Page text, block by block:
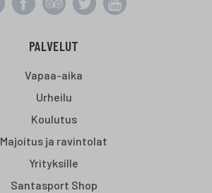
PALVELUT
Vapaa-aika
Urheilu
Koulutus
Majoitus ja ravintolat
Yrityksille
Santasport Shop